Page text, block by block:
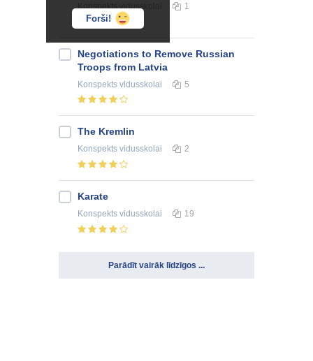
Forši!
Konspektsvidusskolai 1
Negotiations to Remove Russian
Troops from Latvia
Konspekts vidusskolai 5
The Kremlin
Konspekts vidusskolai 2
Karate
Konspekts vidusskolai 19
Parādīt vairāk līdzīgos ...